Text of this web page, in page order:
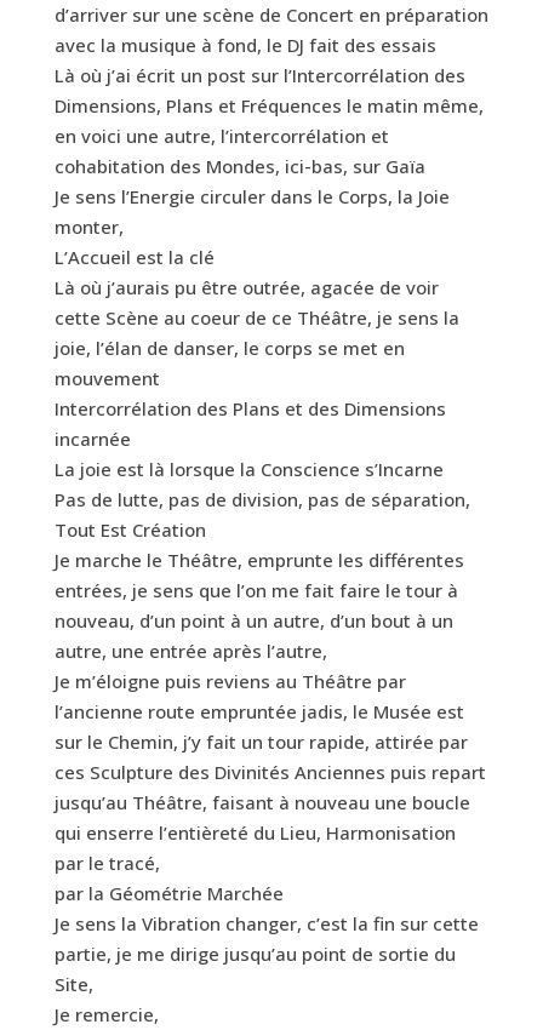
d’arriver sur une scène de Concert en préparation
avec la musique à fond, le DJ fait des essais
Là où j’ai écrit un post sur l’Intercorrélation des
Dimensions, Plans et Fréquences le matin même,
en voici une autre, l’intercorrélation et
cohabitation des Mondes, ici-bas, sur Gaïa
Je sens l’Energie circuler dans le Corps, la Joie
monter,
L’Accueil est la clé
Là où j’aurais pu être outrée, agacée de voir
cette Scène au coeur de ce Théâtre, je sens la
joie, l’élan de danser, le corps se met en
mouvement
Intercorrélation des Plans et des Dimensions
incarnée
La joie est là lorsque la Conscience s’Incarne
Pas de lutte, pas de division, pas de séparation,
Tout Est Création
Je marche le Théâtre, emprunte les différentes
entrées, je sens que l’on me fait faire le tour à
nouveau, d’un point à un autre, d’un bout à un
autre, une entrée après l’autre,
Je m’éloigne puis reviens au Théâtre par
l’ancienne route empruntée jadis, le Musée est
sur le Chemin, j’y fait un tour rapide, attirée par
ces Sculpture des Divinités Anciennes puis repart
jusqu’au Théâtre, faisant à nouveau une boucle
qui enserre l’entièreté du Lieu, Harmonisation
par le tracé,
par la Géométrie Marchée
Je sens la Vibration changer, c’est la fin sur cette
partie, je me dirige jusqu’au point de sortie du
Site,
Je remercie,